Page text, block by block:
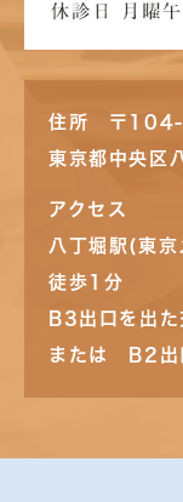
住所 〒
東京都中央
アクセス
八丁堀駅(東
徒歩1分
B3出口を出た
または B2出